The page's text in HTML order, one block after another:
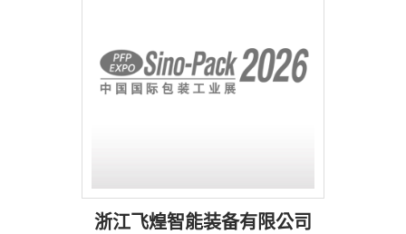
浙江飞煌智能装备有限公司